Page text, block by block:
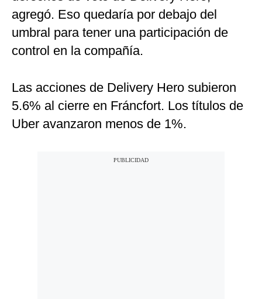
agregó. Eso quedaría por debajo del
umbral para tener una participación de
control en la compañía.
Las acciones de Delivery Hero subieron
5.6% al cierre en Fráncfort. Los títulos de
Uber avanzaron menos de 1%.